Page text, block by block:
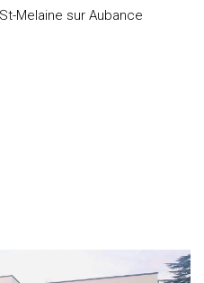
Melaine sur Aubance